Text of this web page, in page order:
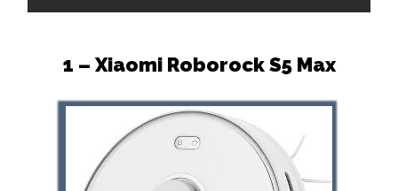
1 – Xiaomi Roborock S5 Max